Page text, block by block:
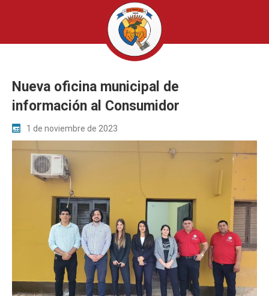
Nueva oficina municipal de
información al Consumidor
1 de noviembre de 2023